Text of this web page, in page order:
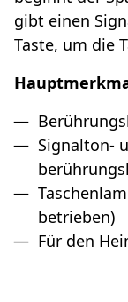
gibt einen
Taste, um die
Signalton-
betrieben)
Für den